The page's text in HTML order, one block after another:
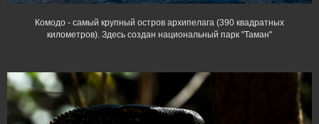
Комодо - самый крупный остров архипелага (390 квадратных
километров). Здесь создан национальный парк "Таман"